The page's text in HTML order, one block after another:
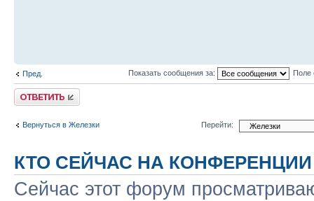
Пред. Показать сообщения за: Поле
Ответить
Вернуться в Железки Перейти:
КТО СЕЙЧАС НА КОНФЕРЕНЦИИ
Сейчас этот форум